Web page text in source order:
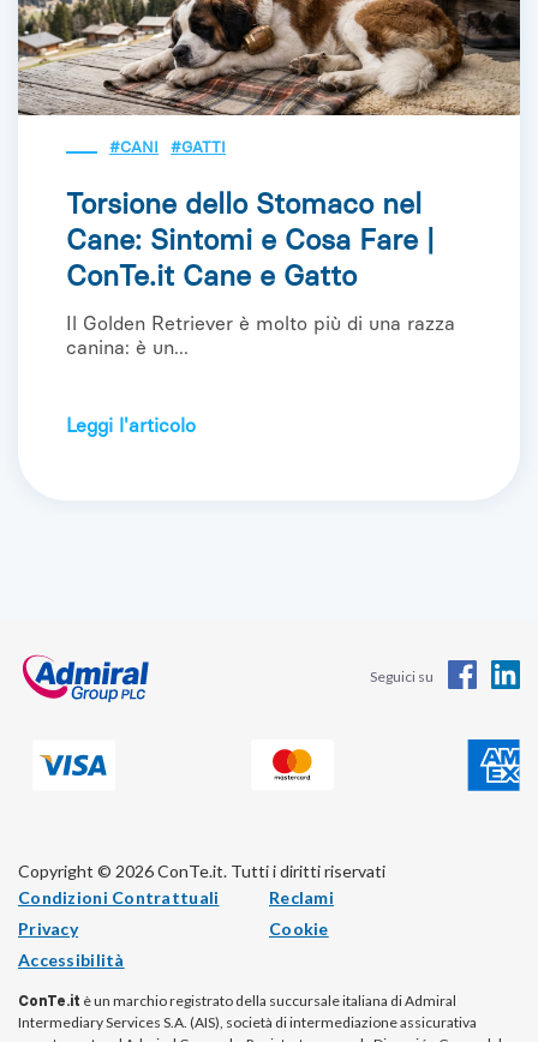
#CANI #GATTI
Torsione dello Stomaco nel
Cane: Sintomi e Cosa Fare |
ConTe.it Cane e Gatto
Il Golden Retriever è molto più di una razza
canina: è un...
Leggi l'articolo
Seguici su
Copyright © 2026 ConTe.it. Tutti i diritti riservati
Condizioni Contrattuali
Reclami
Privacy
Cookie
Accessibilità
ConTe.it è un marchio registrato della succursale italiana di Admiral
Intermediary Services S.A. (AIS), società di intermediazione assicurativa